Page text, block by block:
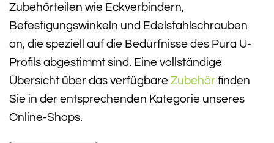
Zubehörteilen wie Eckverbindern,
Befestigungswinkeln und Edelstahlschrauben
an, die speziell auf die Bedürfnisse des Pura U-
Profils abgestimmt sind. Eine vollständige
Übersicht über das verfügbare Zubehör finden
Sie in der entsprechenden Kategorie unseres
Online-Shops.